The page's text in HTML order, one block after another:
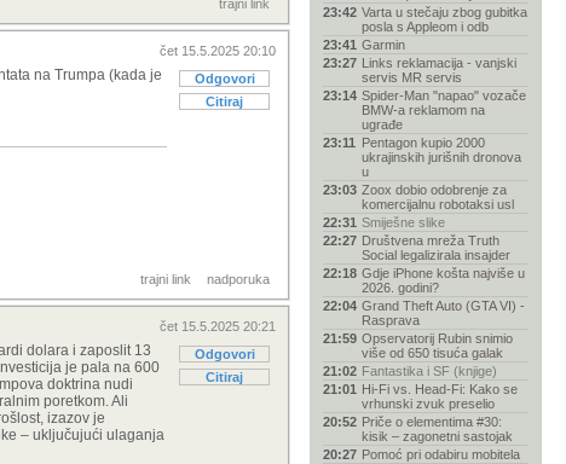
trajni link
čet 15.5.2025 20:10
Odgovori
Citiraj
na Trumpa (kada je
trajni link nadporuka
čet 15.5.2025 20:21
Odgovori
Citiraj
dolara i zaposlit 13
je pala na 600
doktrina nudi
poretkom. Ali
izazov je
– uključujući ulaganja
23:42 Varta u stečaju zbog gubitka
posla s Appleom i odb
23:41 Garmin
23:27 Links reklamacija - vanjski
servis MR servis
23:14 Spider-Man "napao" vozače
BMW-a reklamom na
ugrađe
23:11 Pentagon kupio 2000
ukrajinskih jurišnih dronova
u
23:03 Zoox dobio odobrenje za
komercijalnu robotaksi usl
22:31 Smiješne slike
22:27 Društvena mreža Truth
Social legalizirala insajder
22:18 Gdje iPhone košta najviše u
2026. godini?
22:04 Grand Theft Auto (GTA VI) -
Rasprava
21:59 Opservatorij Rubin snimio
više od 650 tisuća galak
21:02 Fantastika i SF (knjige)
21:01 Hi-Fi vs. Head-Fi: Kako se
vrhunski zvuk preselio
20:52 Priče o elementima #30:
kisik – zagonetni sastojak
20:27 Pomoć pri odabiru mobitela